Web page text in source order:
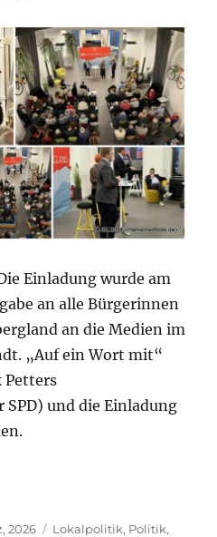
Einladung wurde am
an alle Bürgerinnen
an die Medien im
„Auf ein Wort mit“
Petters
und die Einladung
Lies stellt sich in Hameln
2026 Kategorien
Lokalpolitik, Politik,